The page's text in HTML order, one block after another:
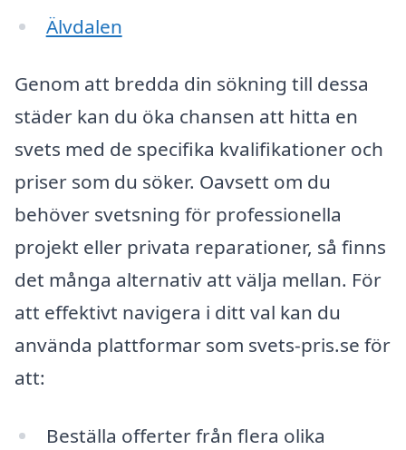
Älvdalen
Genom att bredda din sökning till dessa
städer kan du öka chansen att hitta en
svets med de specifika kvalifikationer och
priser som du söker. Oavsett om du
behöver svetsning för professionella
projekt eller privata reparationer, så finns
det många alternativ att välja mellan. För
att effektivt navigera i ditt val kan du
använda plattformar som svets-pris.se för
att:
Beställa offerter från flera olika